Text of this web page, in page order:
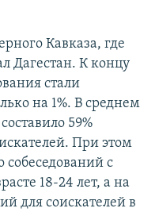
Кавказа, где
Дагестан. К концу
стали
на 1%. В среднем
59%
При этом
собеседований с
18-24 лет, а на
для соискателей в